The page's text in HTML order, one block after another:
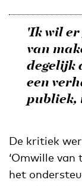
'Ik wil
van
degelijk
een
De kritiek
‘Omwille
het